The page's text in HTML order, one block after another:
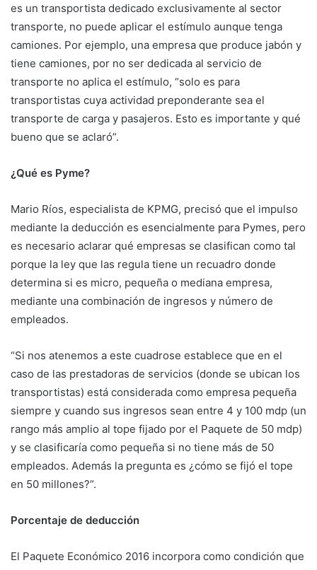
es un transportista dedicado exclusivamente al sector
transporte, no puede aplicar el estímulo aunque tenga
camiones. Por ejemplo, una empresa que produce jabón y
tiene camiones, por no ser dedicada al servicio de
transporte no aplica el estímulo, “solo es para
transportistas cuya actividad preponderante sea el
transporte de carga y pasajeros. Esto es importante y qué
bueno que se aclaró”.
¿Qué es Pyme?
Mario Ríos, especialista de KPMG, precisó que el impulso
mediante la deducción es esencialmente para Pymes, pero
es necesario aclarar qué empresas se clasifican como tal
porque la ley que las regula tiene un recuadro donde
determina si es micro, pequeña o mediana empresa,
mediante una combinación de ingresos y número de
empleados.
“Si nos atenemos a este cuadrose establece que en el
caso de las prestadoras de servicios (donde se ubican los
transportistas) está considerada como empresa pequeña
siempre y cuando sus ingresos sean entre 4 y 100 mdp (un
rango más amplio al tope fijado por el Paquete de 50 mdp)
y se clasificaría como pequeña si no tiene más de 50
empleados. Además la pregunta es ¿cómo se fijó el tope
en 50 millones?”.
Porcentaje de deducción
El Paquete Económico 2016 incorpora como condición que